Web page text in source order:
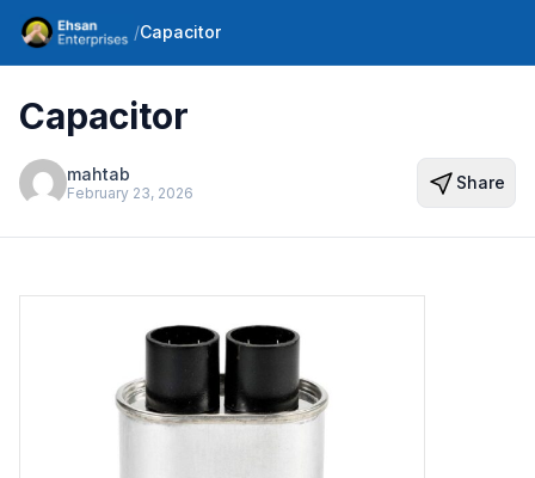
/Capacitor
Capacitor
mahtab
February 23, 2026 Share